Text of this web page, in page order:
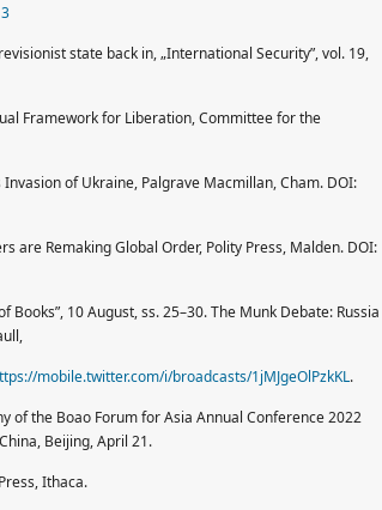
state back in, „International Security”, vol. 19,
Framework for Liberation, Committee for the
of Ukraine, Palgrave Macmillan, Cham. DOI:
are Remaking Global Order, Polity Press, Malden. DOI:
Books”, 10 August, ss. 25–30. The Munk Debate: Russia
mobile.twitter.com/i/broadcasts/1jMJgeOlPzkKL.
of the Boao Forum for Asia Annual Conference 2022
Beijing, April 21.
Ithaca.